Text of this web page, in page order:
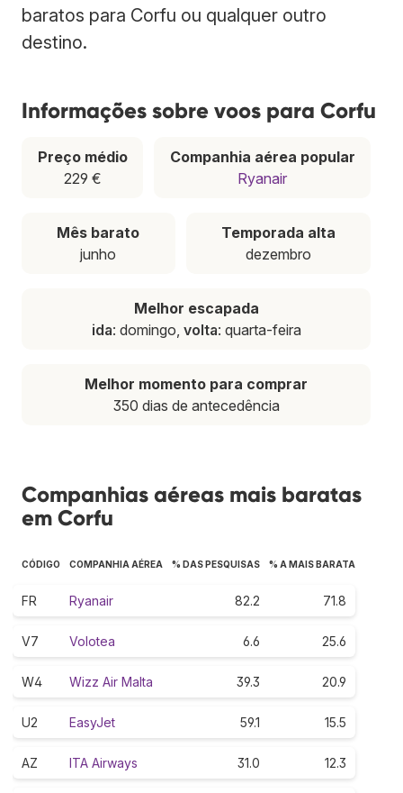
baratos para Corfu ou qualquer outro
destino.
Informações sobre voos para Corfu
Preço médio
229 €
Companhia aérea popular
Ryanair
Mês barato
junho
Temporada alta
dezembro
Melhor escapada
ida: domingo, volta: quarta-feira
Melhor momento para comprar
350 dias de antecedência
Companhias aéreas mais baratas
em Corfu
CÓDIGO COMPANHIA AÉREA % DAS PESQUISAS % A MAIS BARATA
FR Ryanair 82.2 71.8
V7 Volotea 6.6 25.6
W4 Wizz Air Malta 39.3 20.9
U2 EasyJet 59.1 15.5
AZ ITA Airways 31.0 12.3